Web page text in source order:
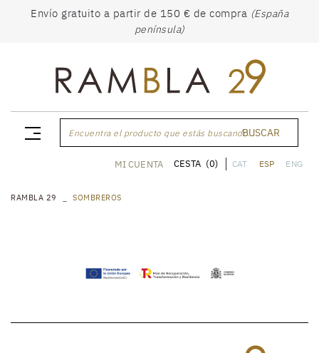
Envío gratuito a partir de 150 € de compra (España
península)
Encuentra el producto que estás buscando...BUSCAR
CAT ESP ENG
MI CUENTA CESTA (0)
RAMBLA 29 SOMBREROS